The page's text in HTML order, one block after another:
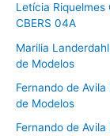
Letícia Riquelmes
CBERS 04A
Marilia
de Modelos
Fernando de
de Modelos
Fernando de